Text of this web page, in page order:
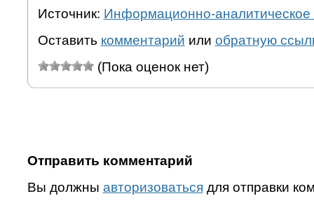
Источник: Информационно-аналитическое
Оставить комментарий или обратную
(Пока оценок нет)
Отправить комментарий
Вы должны авторизоваться для отправки